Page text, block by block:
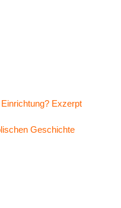
Exzerpt
Geschichte